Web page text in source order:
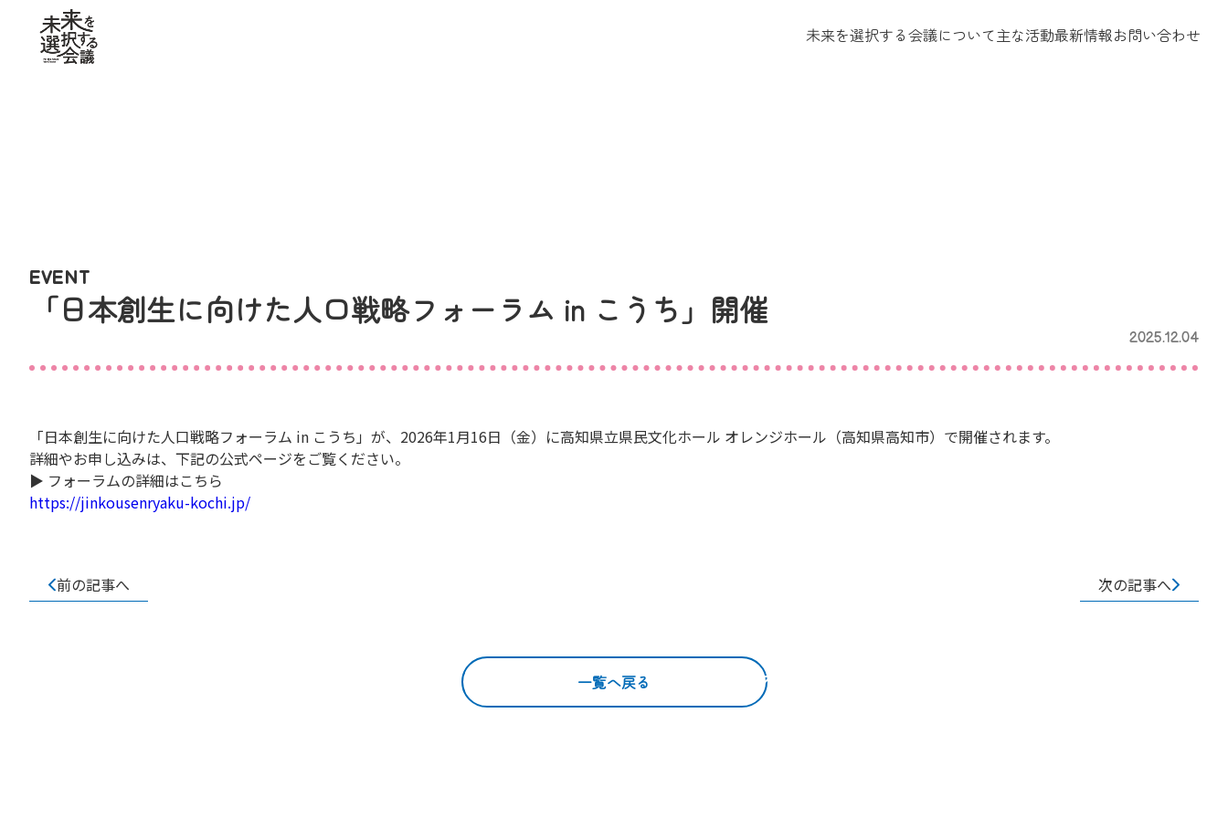
未来を選択する会議について主な活動最新情報お問い合わせ
EVENT
「日本創生に向けた人口戦略フォーラム in こうち」開催
2025.12.04
「日本創生に向けた人口戦略フォーラム in こうち」が、2026年1月16日（金）に高知県立県民文化ホール オレンジホール（高知県高知市）で開催されます。
詳細やお申し込みは、下記の公式ページをご覧ください。
▶ フォーラムの詳細はこちら
https://jinkousenryaku-kochi.jp/
前の記事へ 次の記事へ
一覧へ戻る